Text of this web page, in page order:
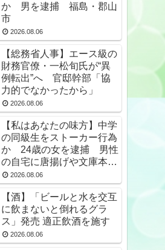
か 男を逮捕 福島・郡山
市
2026.08.06
【総務省人事】エース級の
財務官僚・一松旬氏が“異
例転出”へ 官邸幹部「協
力的でなかったから」
2026.08.06
【私はあなたの味方】中学
の同級生をストーカー行為
か 24歳の女を逮捕 男性
の自宅に唐揚げや文庫本な
ど繰り返し届ける / 兵庫県
★2
2026.08.06
【酒】「ビールと水を交互
に飲まないと倒れるグラ
ス」発売 適正飲酒を施す
2026.08.06